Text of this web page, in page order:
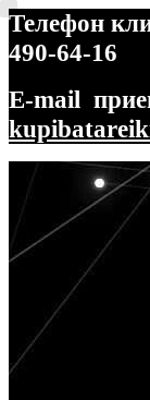
Телефон
490-64-16
E-mail
Перейти
навигации
Перейти
содержимому